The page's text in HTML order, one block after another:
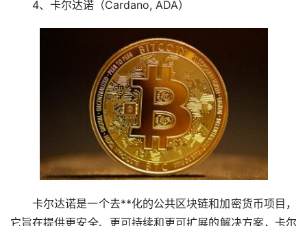
4、卡尔达诺（Cardano, ADA）
卡尔达诺是一个去**化的公共区块链和加密货币项目，
它旨在提供更安全、更可持续和更可扩展的解决方案，卡尔